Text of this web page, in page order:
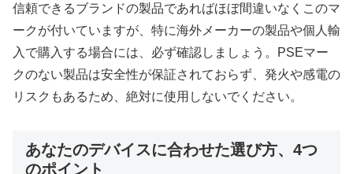
信頼できるブランドの製品であればほぼ間違いなくこのマ
ークが付いていますが、特に海外メーカーの製品や個人輸
入で購入する場合には、必ず確認しましょう。PSEマー
クのない製品は安全性が保証されておらず、発火や感電の
リスクもあるため、絶対に使用しないでください。
あなたのデバイスに合わせた選び方、4つ
のポイント